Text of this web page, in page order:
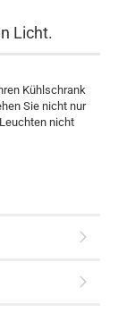
Licht.
Kühlschrank
Sie nicht nur
nicht